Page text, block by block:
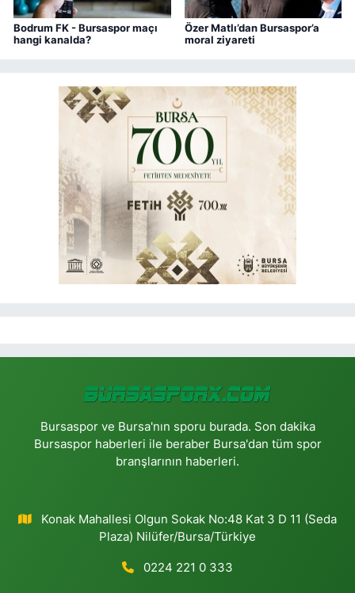
Bodrum FK - Bursaspor maçı
hangi kanalda?
Özer Matlı’dan Bursaspor’a
moral ziyareti
Bursaspor ve Bursa'nın sporu burada. Son dakika
Bursaspor haberleri ile beraber Bursa'dan tüm spor
branşlarının haberleri.
Konak Mahallesi Olgun Sokak No:48 Kat 3 D 11 (Seda
Plaza) Nilüfer/Bursa/Türkiye
0224 221 0 333